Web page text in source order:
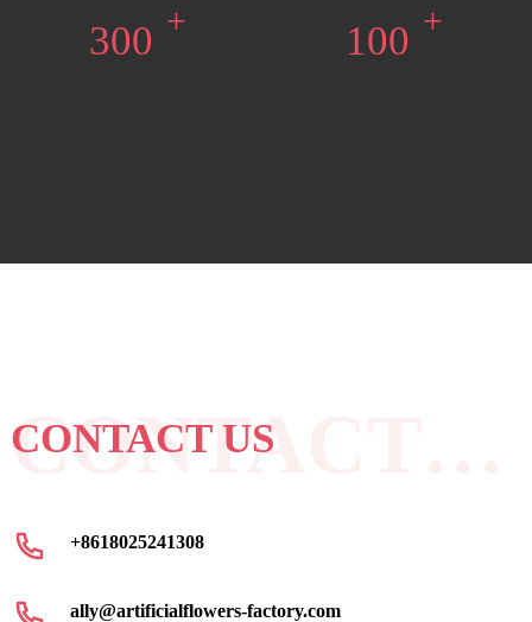
300 + 100 +
CONTACT US
+8618025241308
ally@artificialflowers-factory.com